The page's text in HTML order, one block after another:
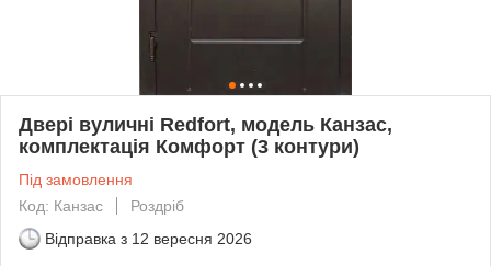
Двері вуличні Redfort, модель Канзас,
комплектація Комфорт (3 контури)
Під замовлення
Код: Канзас
Роздріб
Відправка з 12 вересня 2026